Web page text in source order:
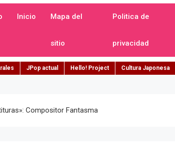
Inicio Mapa del
sitio
Politica de
privacidad
JPop actual Hello! Project Cultura Japonesa
Compositor Fantasma